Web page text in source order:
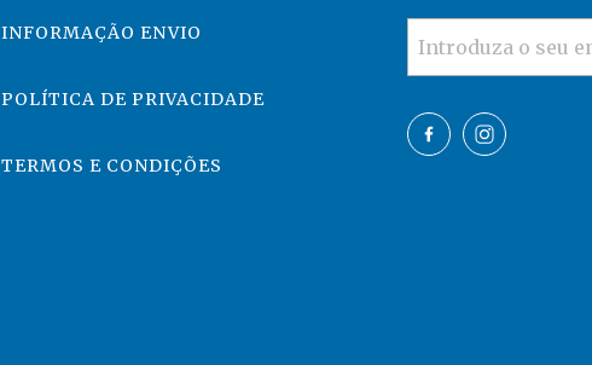
INFORMAÇÃO ENVIO
POLÍTICA DE PRIVACIDADE
TERMOS E CONDIÇÕES